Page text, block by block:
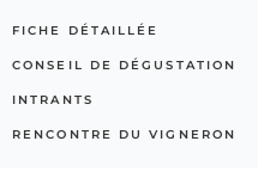
FICHE DÉTAILLÉE
CONSEIL DE DÉGUSTATION
INTRANTS
RENCONTRE DU VIGNERON